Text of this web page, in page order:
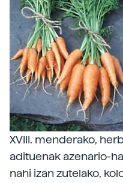
XVIII. menderako,
adituenak azenario-
nahi izan zutelako,